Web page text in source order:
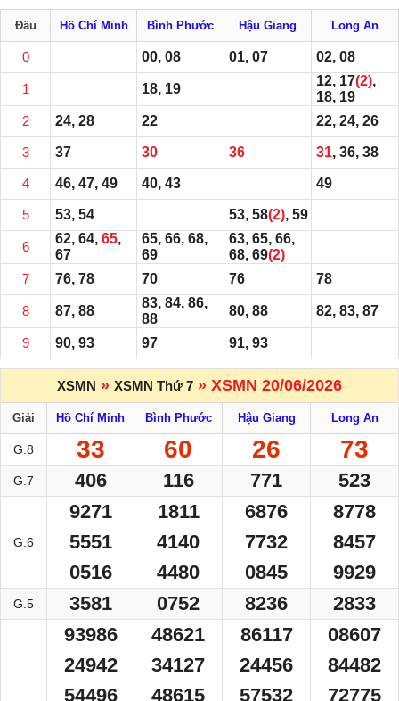
Đầu Hồ Chí Minh Bình Phước Hậu Giang Long An
0 00, 08 01, 07 02, 08
1 18, 19
12, 17(2),
18, 19
2
24, 28 22 22, 24, 26
3 37 30 36 31, 36, 38
4 46, 47, 49 40, 43 49
5 53, 54 53, 58(2), 59
6
62, 64, 65,
67
65, 66, 68,
69
63, 65, 66,
68, 69(2)
7
76, 78 70 76 78
8 87, 88
83, 84, 86,
88
80, 88 82, 83, 87
9 90, 93 97 91, 93
XSMN » XSMN Thứ 7 » XSMN 20/06/2026
Giải Hồ Chí Minh Bình Phước Hậu Giang Long An
G.8 33 60 26 73
G.7 406 116 771 523
G.6
9271
5551
0516
1811
4140
4480
6876
7732
0845
8778
8457
9929
G.5 3581 0752 8236
2833
93986
24942
54496
48621
34127
48615
86117
24456
57532
08607
84482
72775